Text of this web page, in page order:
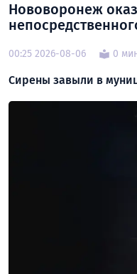
Нововоронеж
00:25 2026-08-06 0
Сирены завыли в